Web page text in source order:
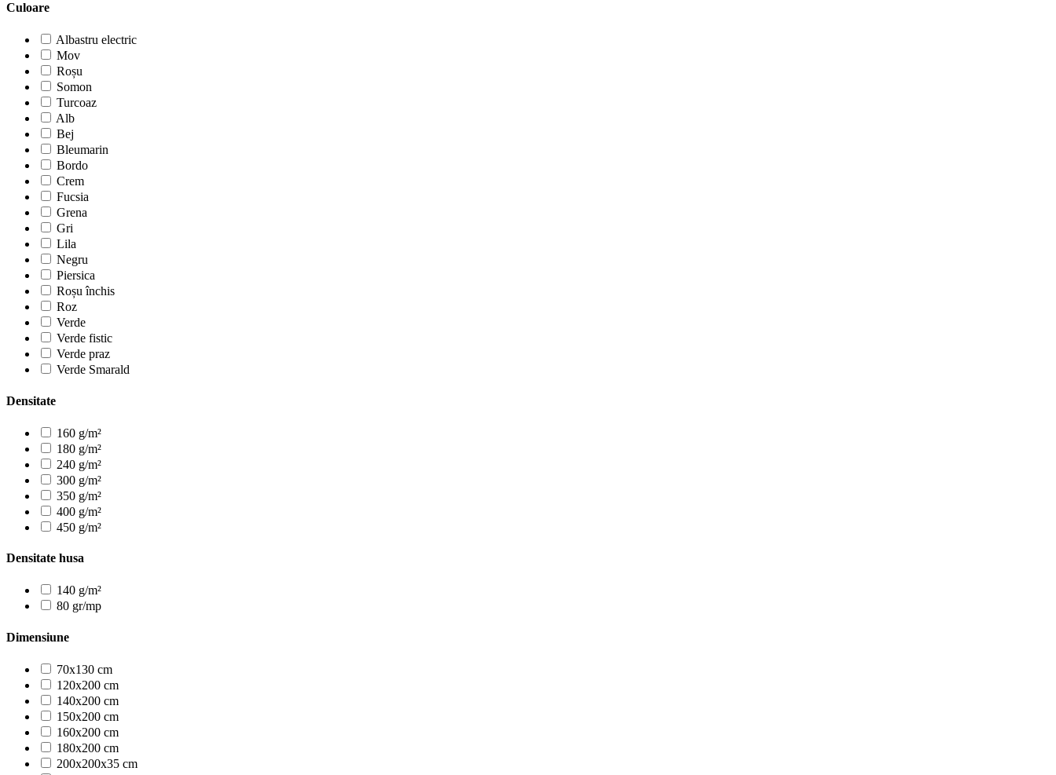
Culoare
Albastru electric
Mov
Roșu
Somon
Turcoaz
Alb
Bej
Bleumarin
Bordo
Crem
Fucsia
Grena
Gri
Lila
Negru
Piersica
Roșu închis
Roz
Verde
Verde fistic
Verde praz
Verde Smarald
Densitate
160 g/m²
180 g/m²
240 g/m²
300 g/m²
350 g/m²
400 g/m²
450 g/m²
Densitate husa
140 g/m²
80 gr/mp
Dimensiune
70x130 cm
120x200 cm
140x200 cm
150x200 cm
160x200 cm
180x200 cm
200x200x35 cm